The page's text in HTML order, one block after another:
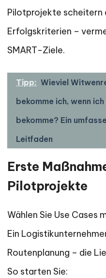
Pilotprojekte scheitern
Erfolgskriterien –
SMART-Ziele.
Tipp: Wieviel
bekomme ich, wenn
bekomme? Ein
Leitfaden
Erste
Pilotprojekte
Wählen Sie Use Cases
Ein
Routenplanung – die
So starten Sie: